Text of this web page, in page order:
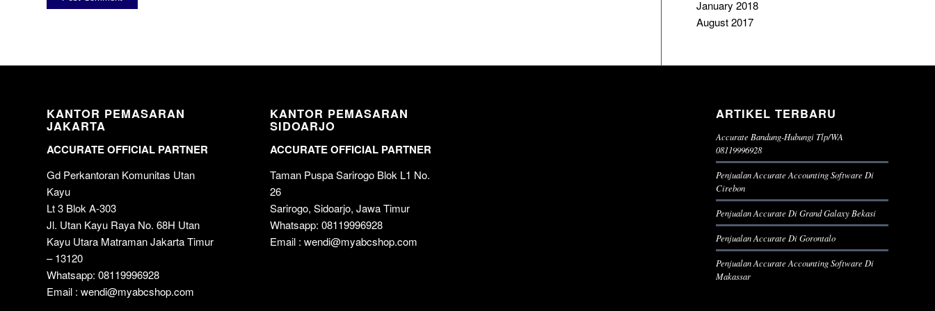
January 2018
August 2017
KANTOR PEMASARAN
JAKARTA
ACCURATE OFFICIAL PARTNER
Gd Perkantoran Komunitas Utan
Kayu
Lt 3 Blok A-303
Jl. Utan Kayu Raya No. 68H Utan
Kayu Utara Matraman Jakarta Timur
– 13120
Whatsapp: 08119996928
Email : wendi@myabcshop.com
KANTOR PEMASARAN
SIDOARJO
ACCURATE OFFICIAL PARTNER
Taman Puspa Sarirogo Blok L1 No.
26
Sarirogo, Sidoarjo, Jawa Timur
Whatsapp: 08119996928
Email : wendi@myabcshop.com
ARTIKEL TERBARU
Accurate Bandung-Hubungi Tlp/WA
08119996928
Penjualan Accurate Accounting Software Di
Cirebon
Penjualan Accurate Di Grand Galaxy Bekasi
Penjualan Accurate Di Gorontalo
Penjualan Accurate Accounting Software Di
Makassar